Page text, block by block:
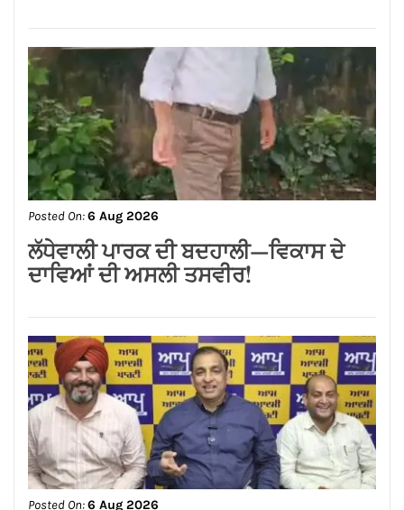
ਦਾ ਕੀਤਾ ਐਲਾਨ
CONNECT WITH US:
Facebook
Google Plus
Linkedin